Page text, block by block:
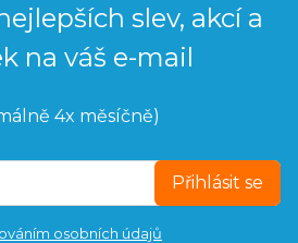
slev, akcí a
na váš e-mail
4x měsíčně)
Přihlásit se
osobních údajů